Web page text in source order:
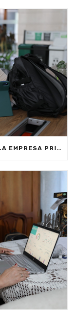
NUEVA ALIANZA DEL DISTRITO Y LA EMPRESA PRIVADA PERMITIRÁ FORMAR A CIUDADANOS DE MEDELLÍN EN INTELIGENCIA ARTIFICIAL APLICADA A LOS NEGOCIOS